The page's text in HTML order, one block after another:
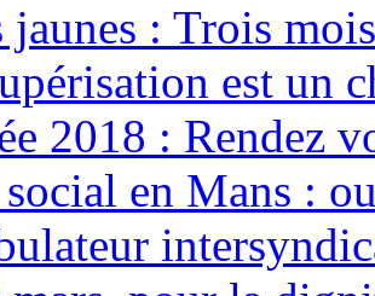
jaunes : Trois
est un
2018 : Rendez
en Mans :